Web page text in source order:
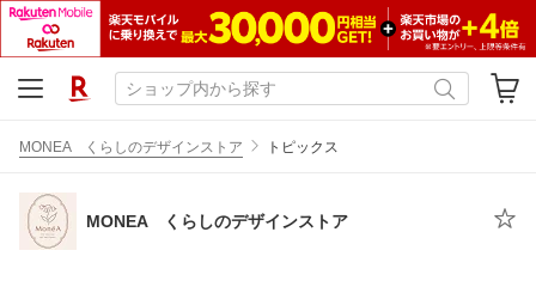
MONEA くらしのデザインストア トピックス
MONEA くらしのデザインストア